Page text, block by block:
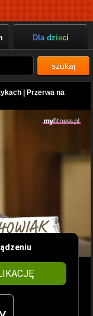
Dla dzieci
szukaj
| Przerwa na